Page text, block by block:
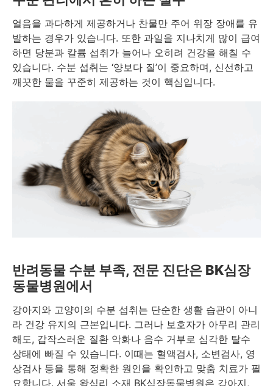
얼음을 과다하게 제공하거나 찬물만 주어 위장 장애를 유
발하는 경우가 있습니다. 또한 과일을 지나치게 많이 급여
하면 당분과 칼륨 섭취가 늘어나 오히려 건강을 해칠 수
있습니다. 수분 섭취는 ‘양보다 질’이 중요하며, 신선하고
깨끗한 물을 꾸준히 제공하는 것이 핵심입니다.
반려동물 수분 부족, 전문 진단은 BK심장
동물병원에서
강아지와 고양이의 수분 섭취는 단순한 생활 습관이 아니
라 건강 유지의 근본입니다. 그러나 보호자가 아무리 관리
해도, 갑작스러운 질환 악화나 음수 거부로 심각한 탈수
상태에 빠질 수 있습니다. 이때는 혈액검사, 소변검사, 영
상검사 등을 통해 정확한 원인을 확인하고 맞춤 치료가 필
요합니다. 서울 왕십리 소재 BK심장동물병원은 강아지,